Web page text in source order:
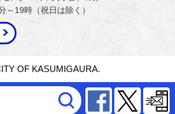
Facebook
19時（祝日は除く）
OF KASUMIGAURA.